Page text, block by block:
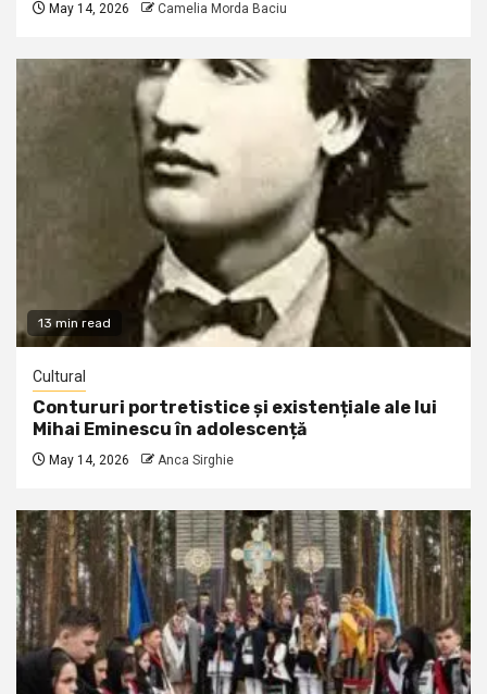
May 14, 2026 Camelia Morda Baciu
13 min read
Cultural
Contururi portretistice și existențiale ale lui
Mihai Eminescu în adolescență
May 14, 2026 Anca Sirghie